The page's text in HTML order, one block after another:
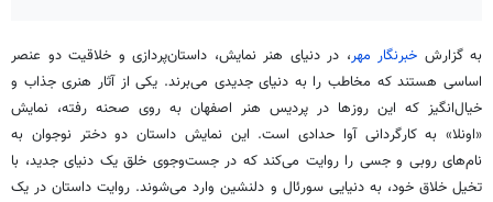
به گزارش خبرنگار مهر، در دنیای هنر نمایش، داستان‌پردازی و خلاقیت دو عنصر
اساسی هستند که مخاطب را به دنیای جدیدی می‌برند. یکی از آثار هنری جذاب و
خیال‌انگیز که این روزها در پردیس هنر اصفهان به روی صحنه رفته، نمایش
«اونلا» به کارگردانی آوا حدادی است. این نمایش داستان دو دختر نوجوان به
نام‌هایروبی وجسی را روایت می‌کند که در جست‌وجوی خلق یک دنیای جدید، با
تخیل خلاق خود، به دنیایی سورئال و دلنشین وارد می‌شوند. روایت داستان در یک